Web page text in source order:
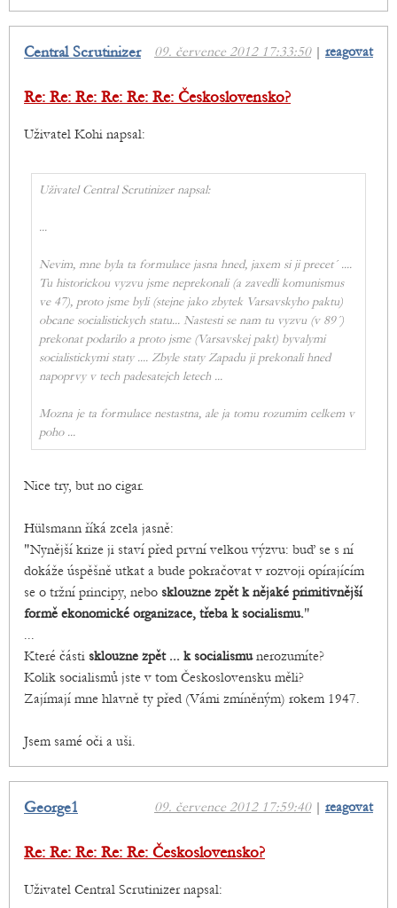
09. července 2012 17:33:50| reagovat
Central Scrutinizer
Re: Re: Re: Re: Re: Re: Československo?
Uživatel Kohi napsal:
Uživatel Central Scrutinizer napsal:
...
Nevim, mne byla ta formulace jasna hned, jaxem si ji precet´ ....
Tu historickou vyzvu jsme neprekonali (a zavedli komunismus
ve 47), proto jsme byli (stejne jako zbytek Varsavskyho paktu)
obcane socialistickych statu... Nastesti se nam tu vyzvu (v 89´)
prekonat podarilo a proto jsme (Varsavskej pakt) byvalymi
socialistickymi staty .... Zbyle staty Zapadu ji prekonali hned
napoprvy v tech padesatejch letech ...
Mozna je ta formulace nestastna, ale ja tomu rozumim celkem v
poho ...
Nice try, but no cigar.
Hülsmann říká zcela jasně:
"Nynější krize ji staví před první velkou výzvu: buď se s ní
dokáže úspěšně utkat a bude pokračovat v rozvoji opírajícím
se o tržní principy, nebo sklouzne zpět k nějaké primitivnější
formě ekonomické organizace, třeba k socialismu."
...
Které části sklouzne zpět ... k socialismunerozumíte?
Kolik socialismů jste v tom Československu měli?
Zajímají mne hlavně ty před (Vámi zmíněným) rokem 1947.
Jsem samé oči a uši.
09. července 2012 17:59:40| reagovat
George1
Re: Re: Re: Re: Re: Československo?
Uživatel Central Scrutinizer napsal: